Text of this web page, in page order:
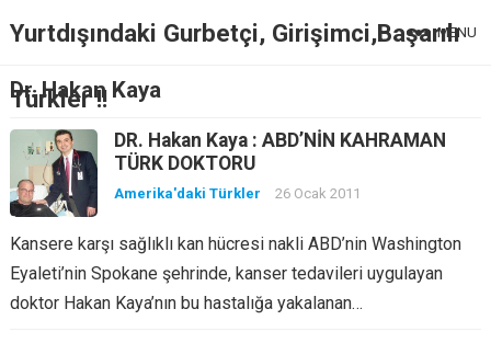
Yurtdışındaki Gurbetçi, Girişimci,Başarılı
Türkler !!
MENU
Dr. Hakan Kaya
DR. Hakan Kaya : ABD’NİN KAHRAMAN
TÜRK DOKTORU
Amerika'daki Türkler 26 Ocak 2011
Kansere karşı sağlıklı kan hücresi nakli ABD’nin Washington
Eyaleti’nin Spokane şehrinde, kanser tedavileri uygulayan
doktor Hakan Kaya’nın bu hastalığa yakalanan…